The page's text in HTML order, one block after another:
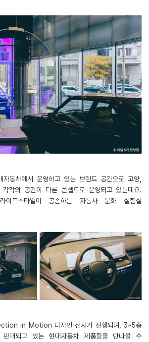
자동차에서 운영하고 있는 브랜드 공간으로 고양,
각의 공간이 다른 콘셉트로 운영되고 있는데요.
프스타일이 공존하는 자동차 문화 실험실
in Motion 디자인 전시가 진행되며, 3~5층
매되고 있는 현대자동차 제품들을 만나볼 수